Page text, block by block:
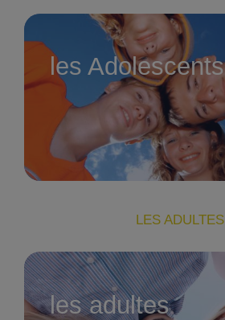
les Adolescents
LES ADULTES
les adultes